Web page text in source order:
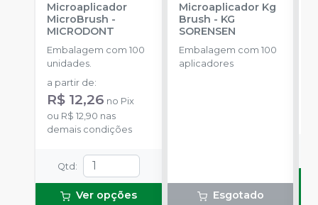
Microaplicador
MicroBrush -
MICRODONT
Embalagem com 100
unidades.
a partir de:
R$ 12,26 no Pix
ou R$ 12,90 nas
demais condições
Qtd :
Ver opções
Microaplicador Kg
Brush - KG
SORENSEN
Embalagem com 100
aplicadores
Esgotado